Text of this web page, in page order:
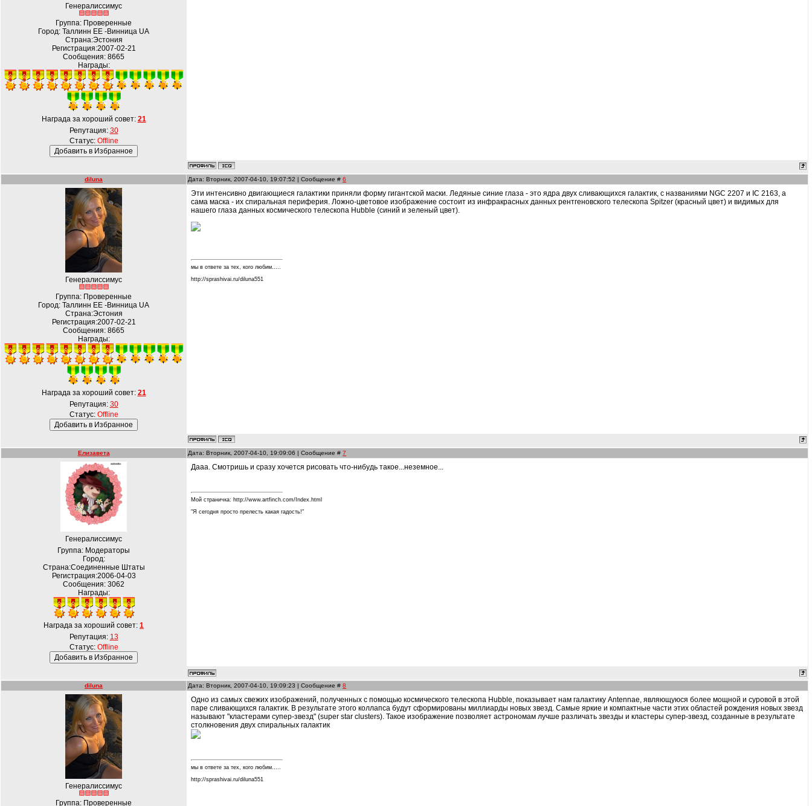
Генералиссимус
Группа: Проверенные
Город: Таллинн EE -Винница UA
Страна:Эстония
Регистрация:2007-02-21
Сообщения: 8665
Награды:
Награда за хороший совет: 21
Репутация: 30
Статус: Offline
diluna Дата: Вторник, 2007-04-10, 19:07:52 | Сообщение # 6
Генералиссимус
Группа: Проверенные
Город: Таллинн EE -Винница UA
Страна:Эстония
Регистрация:2007-02-21
Сообщения: 8665
Награды:
Награда за хороший совет: 21
Репутация: 30
Статус: Offline
Эти интенсивно двигающиеся галактики приняли форму гигантской маски. Ледяные синие глаза - это ядра двух сливающихся галактик, с названиями NGC 2207 и IC 2163, а
сама маска - их спиральная периферия. Ложно-цветовое изображение состоит из инфракрасных данных рентгеновского телескопа Spitzer (красный цвет) и видимых для
нашего глаза данных космического телескопа Hubble (синий и зеленый цвет).
мы в ответе за тех, кого любим.....
http://sprashivai.ru/diluna551
Елизавета Дата: Вторник, 2007-04-10, 19:09:06 | Сообщение # 7
Генералиссимус
Группа: Модераторы
Город:
Страна:Соединенные Штаты
Регистрация:2006-04-03
Сообщения: 3062
Награды:
Награда за хороший совет: 1
Репутация: 13
Статус: Offline
Дааа. Смотришь и сразу хочется рисовать что-нибудь такое...неземное...
Мой страничка: http://www.artfinch.com/Index.html
"Я сегодня просто прелесть какая гадость!"
diluna Дата: Вторник, 2007-04-10, 19:09:23 | Сообщение # 8
Генералиссимус
Группа: Проверенные
Одно из самых свежих изображений, полученных с помощью космического телескопа Hubble, показывает нам галактику Antennae, являющуюся более мощной и суровой в этой
паре сливающихся галактик. В результате этого коллапса будут сформированы миллиарды новых звезд. Самые яркие и компактные части этих областей рождения новых звезд
называют "кластерами супер-звезд" (super star clusters). Такое изображение позволяет астрономам лучше различать звезды и кластеры супер-звезд, созданные в результате
столкновения двух спиральных галактик
мы в ответе за тех, кого любим.....
http://sprashivai.ru/diluna551